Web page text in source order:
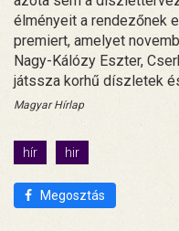
élményeit a rendezőnek
premiert, amelyet
Nagy-Kálózy Eszter,
játssza korhű díszletek
Magyar Hírlap
hír hir
Megosztás